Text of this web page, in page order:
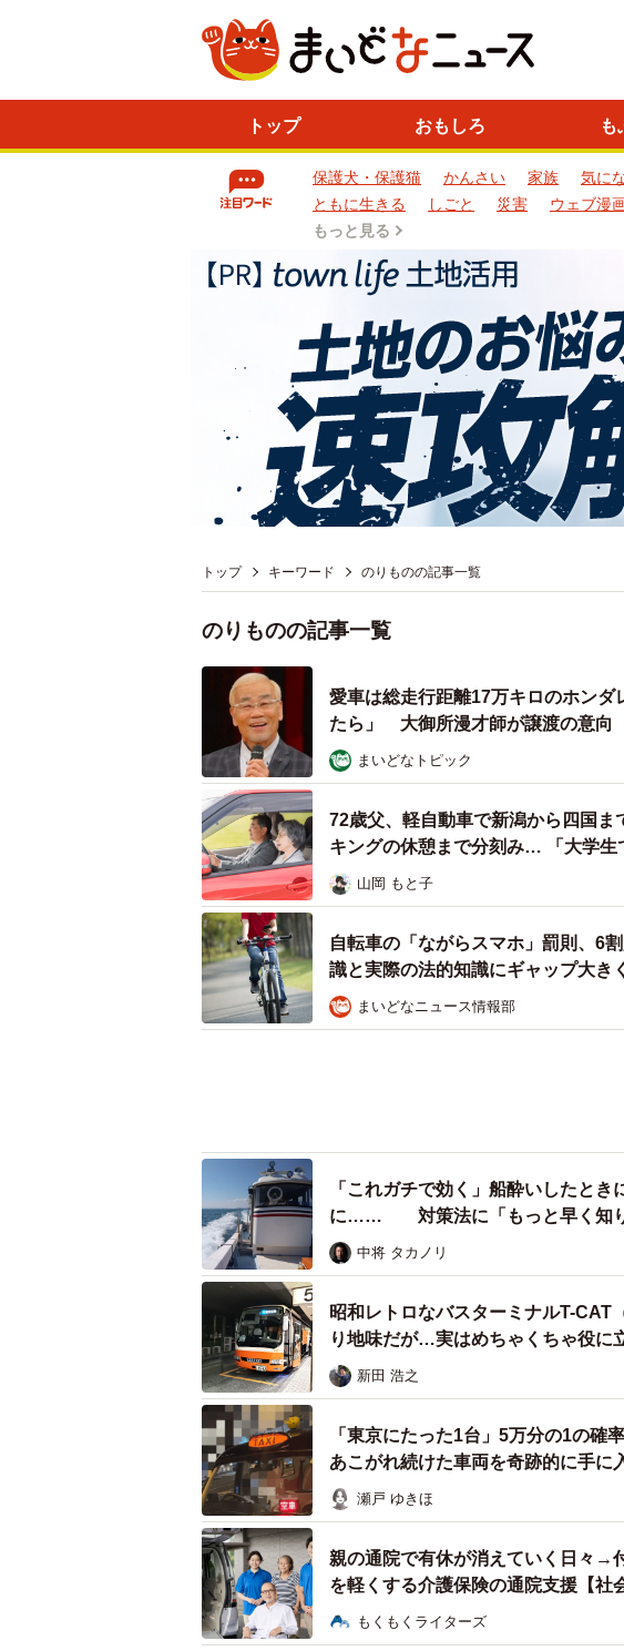
トップ おもしろ も
保護犬・保護猫 かんさい 家族 気に
ともに生きる
しごと 災害 ウェブ漫
もっと見る
トップ キーワード のりものの記事一覧
のりものの記事一覧
愛車は総走行距離17万キロのホン
たら」 大御所漫才師が譲渡の意向
まいどなトピック
72歳父、軽自動車で新潟から四国
キングの休憩まで分刻み… 「大学生
山岡 もと子
自転車の「ながらスマホ」罰則、6
識と実際の法的知識にギャップ大きく
まいどなニュース情報部
「これガチで効く」船酔いしたと
に…… 対策法に「もっと早く知り
中将 タカノリ
昭和レトロなバスターミナルT-
り地味だが…実はめちゃくちゃ役に
新田 浩之
「東京にたった1台」5万分の1の
あこがれ続けた車両を奇跡的に手に
瀬戸 ゆきほ
親の通院で有休が消えていく日々
を軽くする介護保険の通院支援【社
もくもくライターズ